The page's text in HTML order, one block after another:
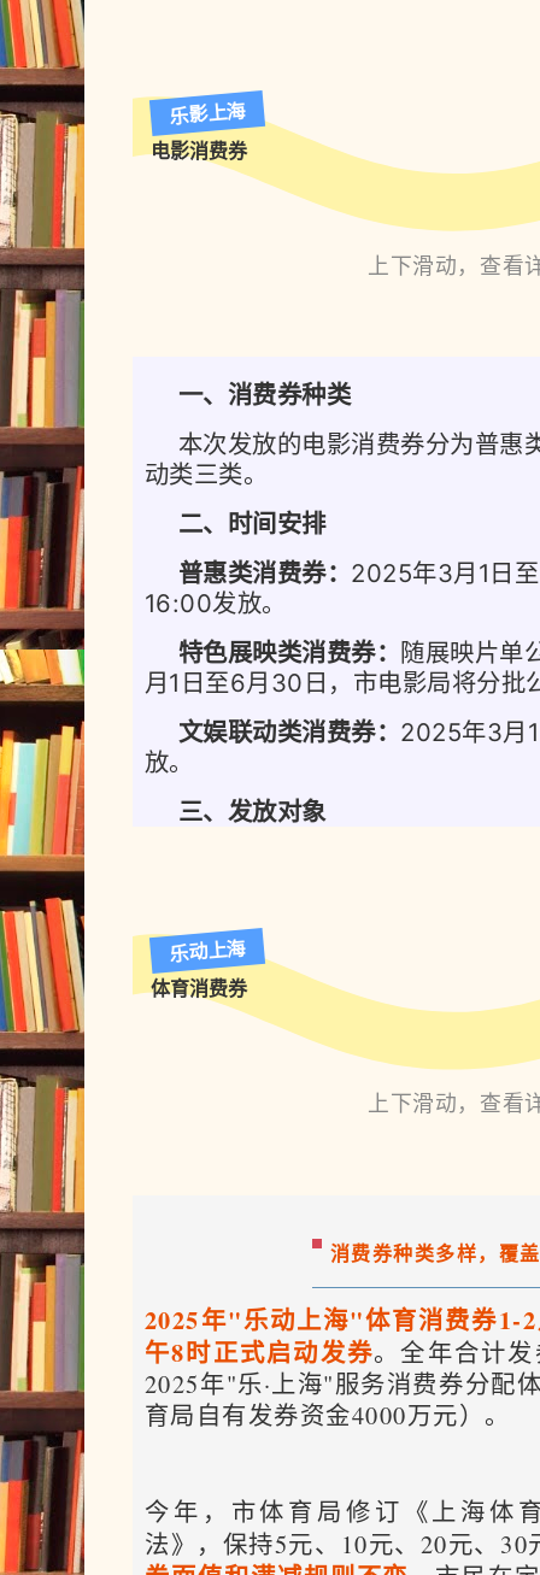
每月报名结束后两日内于报名平
费者的消费券将存入报名时使用的
序。摇号全过程由公证机构进行公
第一轮摇号中签结果将于2月26日
线下核销
第一轮核销日自3月1日（周六）
一）。
05
消费者在参与活动企业门店消费时
宝、微信支付的付款码，自动享受
参加活动商家的优惠叠加使用，以
券、预付卡充值、预付定金等。消
售。
云闪付APP"本地精彩
索"乐品上海"进入活动页面。
支付宝：支付宝APP首页搜索"乐品
微信：
通过微信APP搜索、扫一扫
进入"乐品上海餐饮消费券"微信小程
二是在使用方式上，根据"全域
本次旅游消费券设计有用于线上
券类版本，联合携程、美团、飞
居市场前列的在线旅游平台和锦
旅、亚朵、格林、洲际、万豪、
的"一键触达"服务市民游客"一
三是在消费者体验上，采用"提
活"的原则，采用"在线报名、摇
式，给予消费者充分的报名时间
消费者等群体的诉求，做到"广
惠民政策受益于更多消费者。同
动更多场景联动，玩法升级。鼓
身特点，在本次消费券发放时段
力驱动文旅消费提频扩容。
具体怎么
一起来看
以上海为旅游目的地的外埠游客及
（二）发放时间
发放时间为2025年2月底至4月底
乐影上海
电影消费券
上下滑动，查看
一、消费券种类
本次发放的电影消费券分为普惠
动类三类。
二、时间安排
普惠类消费券： 2025年3月1日
16:00发放。
特色展映类消费券： 随展映片单
月1日至6月30日，市电影局将分批
文娱联动类消费券： 2025年3月
放。
三、发放对象
买消费券活动期间内上海市演出票
户领取后使用。
四、发放渠道和方式
通过淘票票、猫眼两大购票平
1.普惠类消费券：活动期间每周
人消费券20元、双人消费券40元
可领取使用单人消费券30元、双人
用日期界定以实际观影日期为准。
2.特色展映类消费券：单人消费
元。用于"电影之城"特色展映片单
元。定向发放至在淘票票、猫眼相
日至6月30日期间开演的上海演出
乐动上海
体育消费券
上下滑动，查看
消费券种类多样，覆
2025年"乐动上海"体育消费券1-
午8时正式启动发券。全年合计
2025年"乐·上海"服务消费券分配
育局自有发券资金4000万元）。
今年，市体育局修订《上海体
法》，保持5元、10元、20元、30